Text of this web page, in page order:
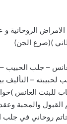
الروحانية
)(صرع الجن)
– جلب الحبيب
لحبيبته – التأليف
للبنت العانس
القبول والمحبة
روحاني في جلب